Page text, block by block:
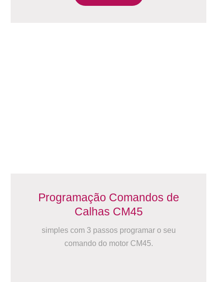
Programação Comandos de
Calhas CM45
simples com 3 passos programar o seu
comando do motor CM45.